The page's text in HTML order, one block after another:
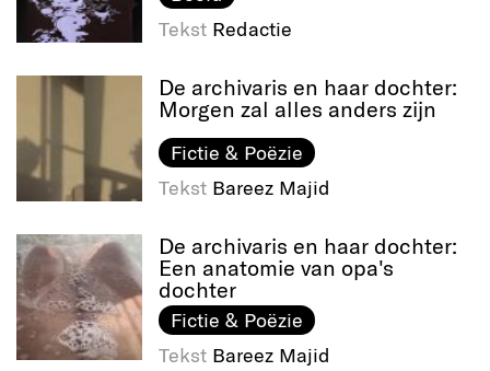
Tekst Redactie
De archivaris en haar dochter:
Morgen zal alles anders zijn
Fictie & Poëzie
Tekst Bareez Majid
De archivaris en haar dochter:
Een anatomie van opa's
dochter
Fictie & Poëzie
Tekst Bareez Majid